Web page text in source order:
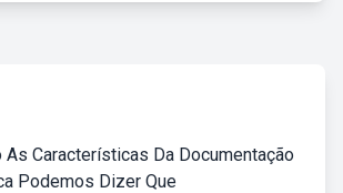
As Características Da Documentação
Podemos Dizer Que